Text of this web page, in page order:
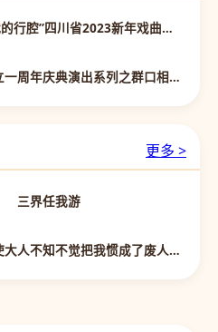
四川卫视,“时代的行腔”四川省2023新年戏曲音乐会
天津德云社成立一周年庆典演出系列之群口相声专场
更多 >
第15集已完结
三界任我游
关于邻家的天使大人不知不觉把我惯成了废人这档子事第二季